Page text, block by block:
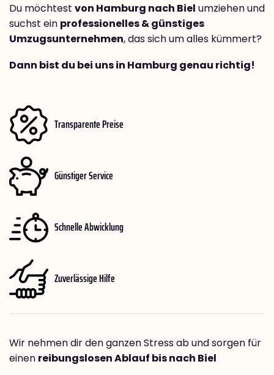
Du möchtest von Hamburg nach Biel umziehen und
suchst ein professionelles & günstiges
Umzugsunternehmen, das sich um alles kümmert?
Dann bist du bei uns in Hamburg genau richtig!
Transparente Preise
Günstiger Service
Schnelle Abwicklung
Zuverlässige Hilfe
Wir nehmen dir den ganzen Stress ab und sorgen für
einen reibungslosen Ablauf bis nach Biel